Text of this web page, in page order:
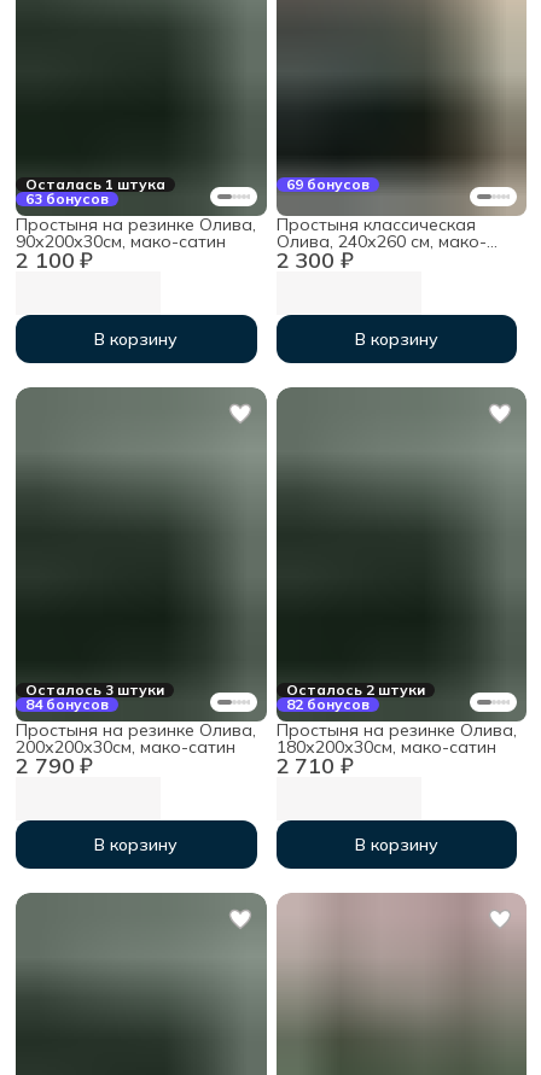
Осталась 1 штука
63 бонусов
2 100 ₽
Простыня на резинке Олива,
90х200х30см, мако-сатин
В корзину
69 бонусов
2 300 ₽
Простыня классическая
Олива, 240х260 см, мако-
сатин
В корзину
Осталось 3 штуки
84 бонусов
2 790 ₽
Простыня на резинке Олива,
200х200х30см, мако-сатин
В корзину
Осталось 2 штуки
82 бонусов
2 710 ₽
Простыня на резинке Олива,
180х200х30см, мако-сатин
В корзину